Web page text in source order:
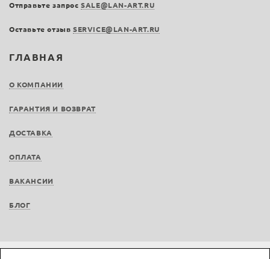
ГЛАВНАЯ
О КОМПАНИИ
ГАРАНТИЯ И ВОЗВРАТ
ДОСТАВКА
ОПЛАТА
ВАКАНСИИ
БЛОГ
Отправьте запросSALE@LAN-ART.RU
Оставьте отзыв SERVICE@LAN-ART.RU